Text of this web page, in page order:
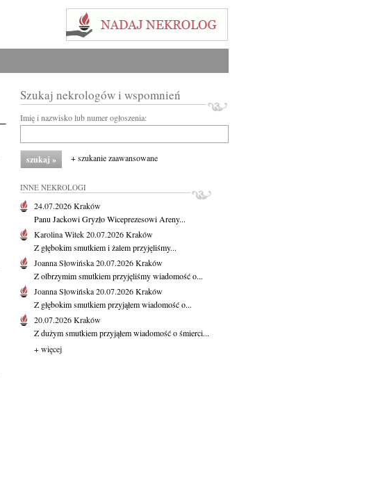
Szukaj nekrologów i wspomnień
Imię i nazwisko lub numer ogłoszenia:
+ szukanie zaawansowane
INNE NEKROLOGI
24.07.2026Kraków
Panu Jackowi Gryzło Wiceprezesowi Areny...
Karolina Witek20.07.2026Kraków
Z głębokim smutkiem i żalem przyjęliśmy...
Joanna Słowińska20.07.2026Kraków
Z olbrzymim smutkiem przyjęliśmy wiadomość o...
Joanna Słowińska20.07.2026Kraków
Z głębokim smutkiem przyjąłem wiadomość o...
20.07.2026Kraków
Z dużym smutkiem przyjąłem wiadomość o śmierci...
+ więcej